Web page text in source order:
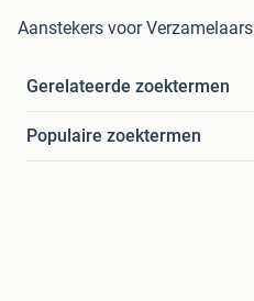
Aanstekers voor Verzamelaars
Gerelateerde zoektermen
Populaire zoektermen